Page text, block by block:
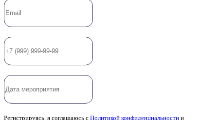
Регистрируясь, я соглашаюсь с Политикой конфиденциальности и